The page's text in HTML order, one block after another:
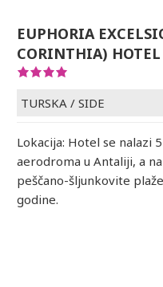
EUPHORIA
CORINTHIA) HOTEL
TURSKA / SIDE
Lokacija: Hotel se nalazi
aerodroma u Antaliji, a
peščano-šljunkovite
godine.